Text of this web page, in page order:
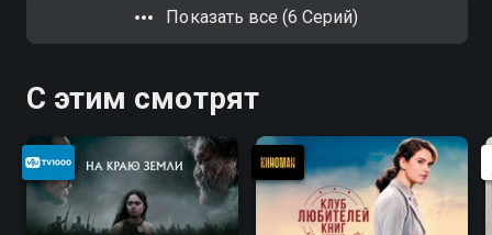
Показать все (6 Серий)
С этим смотрят